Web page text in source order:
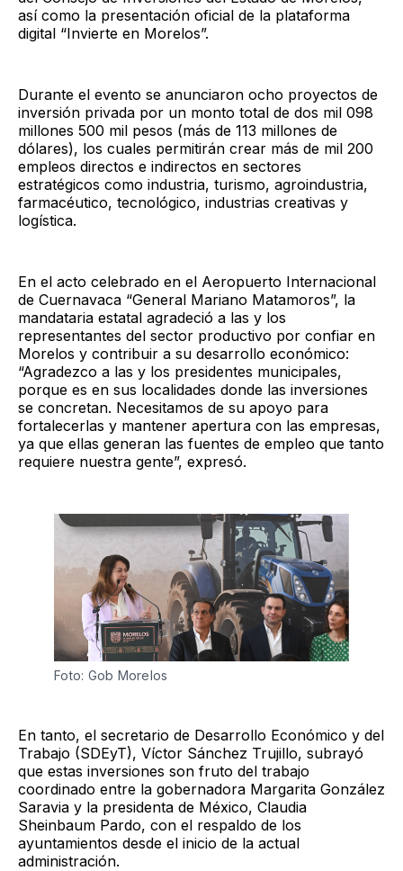
así como la presentación oficial de la plataforma
digital “Invierte en Morelos”.
Durante el evento se anunciaron ocho proyectos de
inversión privada por un monto total de dos mil 098
millones 500 mil pesos (más de 113 millones de
dólares), los cuales permitirán crear más de mil 200
empleos directos e indirectos en sectores
estratégicos como industria, turismo, agroindustria,
farmacéutico, tecnológico, industrias creativas y
logística.
En el acto celebrado en el Aeropuerto Internacional
de Cuernavaca “General Mariano Matamoros”, la
mandataria estatal agradeció a las y los
representantes del sector productivo por confiar en
Morelos y contribuir a su desarrollo económico:
“Agradezco a las y los presidentes municipales,
porque es en sus localidades donde las inversiones
se concretan. Necesitamos de su apoyo para
fortalecerlas y mantener apertura con las empresas,
ya que ellas generan las fuentes de empleo que tanto
requiere nuestra gente”, expresó.
Foto: Gob Morelos
En tanto, el secretario de Desarrollo Económico y del
Trabajo (SDEyT), Víctor Sánchez Trujillo, subrayó
que estas inversiones son fruto del trabajo
coordinado entre la gobernadora Margarita González
Saravia y la presidenta de México, Claudia
Sheinbaum Pardo, con el respaldo de los
ayuntamientos desde el inicio de la actual
administración.